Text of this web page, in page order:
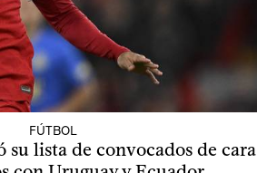
FÚTBOL
su lista de convocados de cara